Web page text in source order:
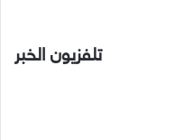
تلفزيون الخبر